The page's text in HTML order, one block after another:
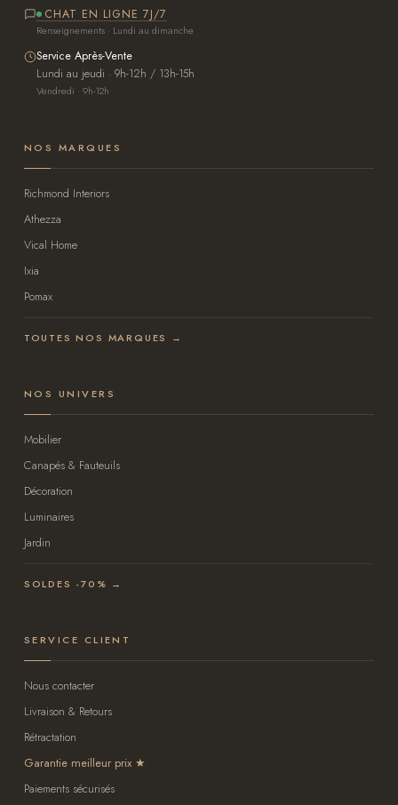
CHAT EN LIGNE 7J/7
Renseignements · Lundi au dimanche
Service Après-Vente
Lundi au jeudi · 9h-12h / 13h-15h
Vendredi · 9h-12h
NOS MARQUES
Richmond Interiors
Athezza
Vical Home
Ixia
Pomax
TOUTES NOS MARQUES →
NOS UNIVERS
Mobilier
Canapés & Fauteuils
Décoration
Luminaires
Jardin
SOLDES -70% →
SERVICE CLIENT
Nous contacter
Livraison & Retours
Rétractation
Garantie meilleur prix
Paiements sécurisés